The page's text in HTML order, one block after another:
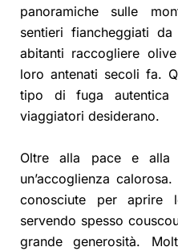
panoramiche sulle
sentieri fiancheggiati
abitanti raccogliere
loro antenati secoli fa.
tipo di fuga autentica
viaggiatori desiderano.
Oltre alla pace e alla
un’accoglienza
conosciute per
servendo spesso
grande generosità.